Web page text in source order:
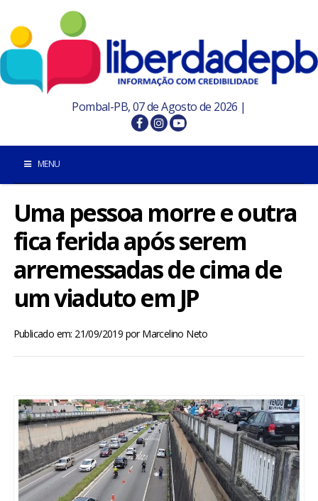
Pombal-PB, 07 de Agosto de 2026 |
MENU
INÍCIO
POMBAL E REGIÃO
ESPORTES
ENTRETENIMENTO
ENQUETE
Uma pessoa morre e outra
fica ferida após serem
arremessadas de cima de
um viaduto em JP
Publicado em: 21/09/2019 porMarcelino Neto